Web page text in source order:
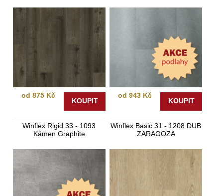
od 875 Kč
KOUPIT
od 943 Kč
KOUPIT
Winflex Rigid 33 - 1093
Kámen Graphite
Winflex Basic 31 - 1208 DUB
ZARAGOZA